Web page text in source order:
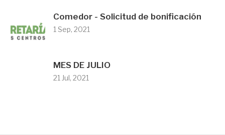
Comedor - Solicitud de bonificación
1 Sep, 2021
MES DE JULIO
21 Jul, 2021